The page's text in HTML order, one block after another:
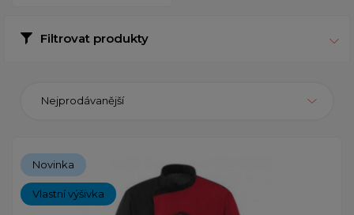
Filtrovat produkty
Nejprodávanější
Novinka
Vlastní výšivka